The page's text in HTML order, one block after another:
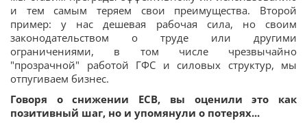
и тем самым теряем свои преимущества. Второй
пример: у нас дешевая рабочая сила, но своим
законодательством о труде или другими
ограничениями, в том числе чрезвычайно
"прозрачной" работой ГФС и силовых структур, мы
отпугиваем бизнес.
Говоря о снижении ЕСВ, вы оценили это как
позитивный шаг, но и упомянули о потерях...